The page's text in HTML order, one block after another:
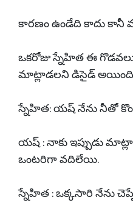
కారణం ఉండేది కాదు కానీ
ఒకరోజు స్నేహిత ఈ
మాట్లాడలని డిసైడ్
స్నేహిత: యష్ నేను నీతో
యష్ : నాకు ఇప్పుడు
ఒంటరిగా వదిలేయి.
స్నేహిత : ఒక్కసారి నేను